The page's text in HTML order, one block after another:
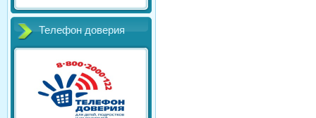
Телефон доверия